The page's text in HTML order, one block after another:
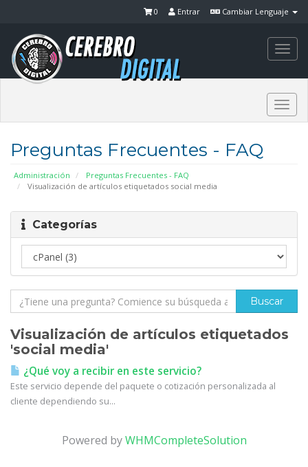
Cambiar Lenguaje
Entrar
0
Preguntas Frecuentes - FAQ
Administración
Preguntas Frecuentes - FAQ
Visualización de artículos etiquetados social media
Categorías
Visualización de artículos etiquetados
'social media'
¿Qué voy a recibir en este servicio?
Este servicio depende del paquete o cotización personalizada al
cliente dependiendo su...
Powered byWHMCompleteSolution